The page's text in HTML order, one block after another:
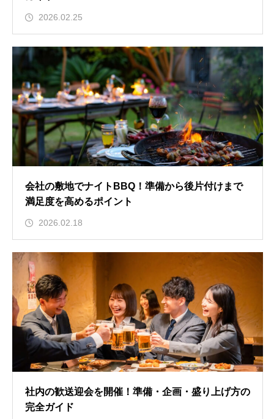
2026.02.25
会社の敷地でナイトBBQ！準備から後片付けまで
満足度を高めるポイント
2026.02.18
社内の歓送迎会を開催！準備・企画・盛り上げ方の
完全ガイド